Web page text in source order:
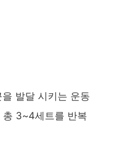
발달 시키는 운동
총 3~4세트를 반복